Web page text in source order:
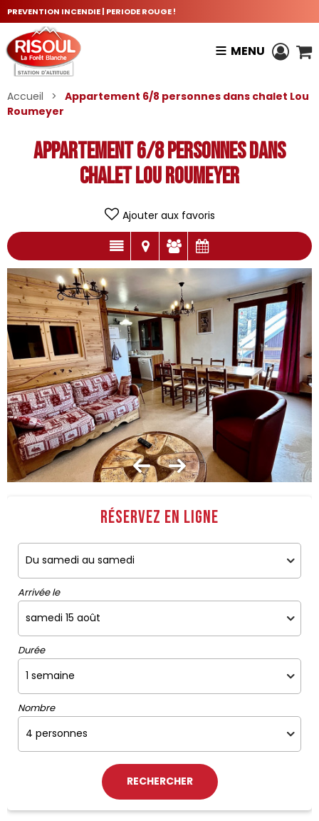
PREVENTION INCENDIE | PERIODE ROUGE !
MENU
Accueil >
Appartement 6/8 personnes dans chalet Lou
Roumeyer
Appartement 6/8 personnes dans
chalet Lou Roumeyer
Ajouter aux favoris
Réservez en ligne
Arrivée le
Durée
Nombre